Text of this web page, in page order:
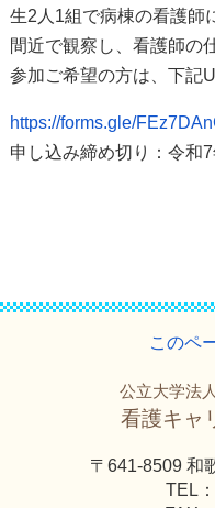
生2人1組で病棟の看護師
間近で観察し、看護師の
参加ご希望の方は、下記
https://forms.gle/
申し込み締め切り：令和7
このペ
公立大学法
看護キャ
〒641-8509 和
TEL